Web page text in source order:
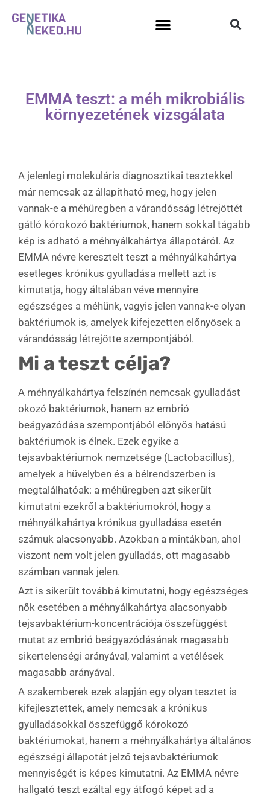
EMMA teszt: a méh mikrobiális
környezetének vizsgálata
A jelenlegi molekuláris diagnosztikai tesztekkel
már nemcsak az állapítható meg, hogy jelen
vannak-e a méhüregben a várandósság létrejöttét
gátló kórokozó baktériumok, hanem sokkal tágabb
kép is adható a méhnyálkahártya állapotáról. Az
EMMA névre keresztelt teszt a méhnyálkahártya
esetleges krónikus gyulladása mellett azt is
kimutatja, hogy általában véve mennyire
egészséges a méhünk, vagyis jelen vannak-e olyan
baktériumok is, amelyek kifejezetten előnyösek a
várandósság létrejötte szempontjából.
Mi a teszt célja?
A méhnyálkahártya felszínén nemcsak gyulladást
okozó baktériumok, hanem az embrió
beágyazódása szempontjából előnyös hatású
baktériumok is élnek. Ezek egyike a
tejsavbaktériumok nemzetsége (Lactobacillus),
amelyek a hüvelyben és a bélrendszerben is
megtalálhatóak: a méhüregben azt sikerült
kimutatni ezekről a baktériumokról, hogy a
méhnyálkahártya krónikus gyulladása esetén
számuk alacsonyabb. Azokban a mintákban, ahol
viszont nem volt jelen gyulladás, ott magasabb
számban vannak jelen.
Azt is sikerült továbbá kimutatni, hogy egészséges
nők esetében a méhnyálkahártya alacsonyabb
tejsavbaktérium-koncentrációja összefüggést
mutat az embrió beágyazódásának magasabb
sikertelenségi arányával, valamint a vetélések
magasabb arányával.
A szakemberek ezek alapján egy olyan tesztet is
kifejlesztettek, amely nemcsak a krónikus
gyulladásokkal összefüggő kórokozó
baktériumokat, hanem a méhnyálkahártya általános
egészségi állapotát jelző tejsavbaktériumok
mennyiségét is képes kimutatni. Az EMMA névre
hallgató teszt ezáltal egy átfogó képet ad a